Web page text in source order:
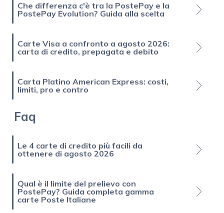
Che differenza c'è tra la PostePay e la
PostePay Evolution? Guida alla scelta
Carte Visa a confronto a agosto 2026:
carta di credito, prepagata e debito
Carta Platino American Express: costi,
limiti, pro e contro
Faq
Le 4 carte di credito più facili da
ottenere di agosto 2026
Qual è il limite del prelievo con
PostePay? Guida completa gamma
carte Poste Italiane